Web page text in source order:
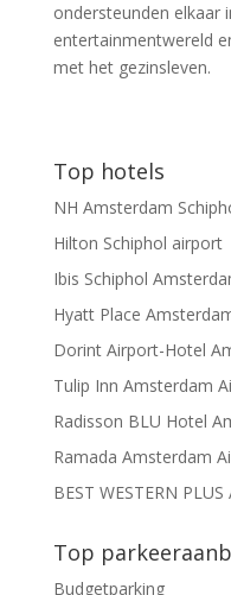
ondersteunden elkaar
entertainmentwereld
met het gezinsleven.
Top hotels
NH Amsterdam
Hilton Schiphol airport
Ibis Schiphol
Hyatt Place
Dorint Airport-Hotel
Tulip Inn Amsterdam
Radisson BLU Hotel
Ramada Amsterdam
BEST WESTERN
Top
Budgetparking